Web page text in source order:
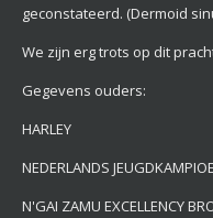
geconstateerd. (Dermoid
We zijn erg trots op dit
Gegevens ouders:
HARLEY
NEDERLANDS
N'GAI ZAMU EXCELLENCY